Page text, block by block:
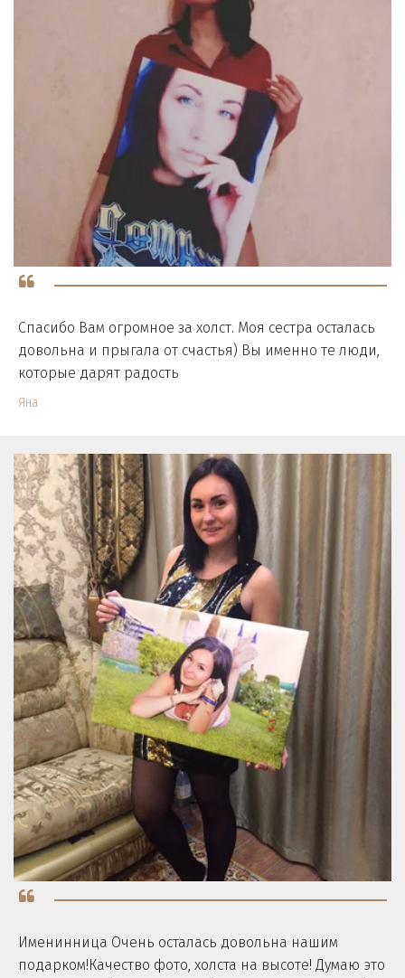
Спасибо Вам огромное за холст. Моя сестра осталась
довольна и прыгала от счастья) Вы именно те люди,
которые дарят радость
Яна
Именинница Очень осталась довольна нашим
подарком!Качество фото, холста на высоте! Думаю это